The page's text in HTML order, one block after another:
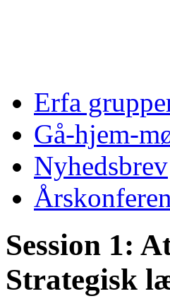
Erfa
Gå-hjem-
Nyhedsbrev
Session 1:
Strategisk